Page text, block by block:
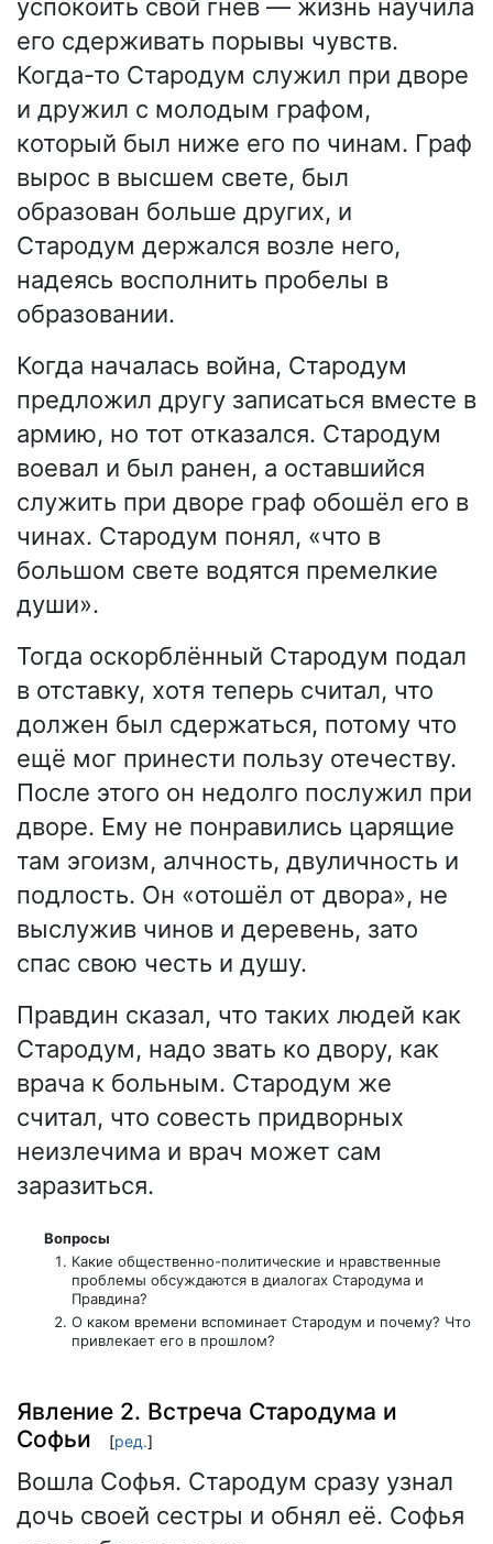
успокоить свой гнев — жизнь научила
его сдерживать порывы чувств.
Когда-то Стародум служил при дворе
и дружил с молодым графом,
который был ниже его по чинам. Граф
вырос в высшем свете, был
образован больше других, и
Стародум держался возле него,
надеясь восполнить пробелы в
образовании.
Когда началась война, Стародум
предложил другу записаться вместе в
армию, но тот отказался. Стародум
воевал и был ранен, а оставшийся
служить при дворе граф обошёл его в
чинах. Стародум понял, «что в
большом свете водятся премелкие
души».
Тогда оскорблённый Стародум подал
в отставку, хотя теперь считал, что
должен был сдержаться, потому что
ещё мог принести пользу отечеству.
После этого он недолго послужил при
дворе. Ему не понравились царящие
там эгоизм, алчность, двуличность и
подлость. Он «отошёл от двора», не
выслужив чинов и деревень, зато
спас свою честь и душу.
Правдин сказал, что таких людей как
Стародум, надо звать ко двору, как
врача к больным. Стародум же
считал, что совесть придворных
неизлечима и врач может сам
заразиться.
Вопросы
Какие общественно-политические и нравственные
проблемы обсуждаются в диалогах Стародума и
Правдина?
О каком времени вспоминает Стародум и почему? Что
привлекает его в прошлом?
Явление 2. Встреча Стародума и
Софьи
[ред.]
Вошла Софья. Стародум сразу узнал
дочь своей сестры и обнял её. Софья